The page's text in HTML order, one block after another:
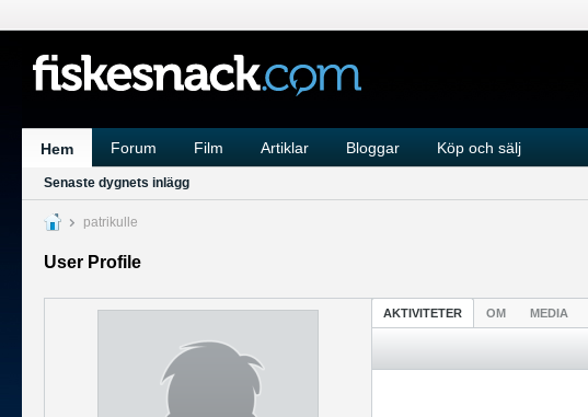
Hem Forum Film Artiklar Bloggar Köp och sälj
Senaste dygnets inlägg
patrikulle
User Profile
AKTIVITETER OM MEDIA